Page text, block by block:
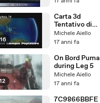
Carta 3d
Tentativo di
Record
Michele Aiello
17 anni fa
On Bord Puma
during Leg 5
Michele Aiello
17 anni fa
7C9866BBFE